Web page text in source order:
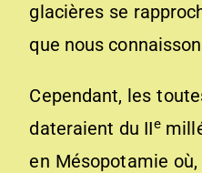
glacières se
que nous
Cependant, les
dateraient du IIe
en Mésopotamie